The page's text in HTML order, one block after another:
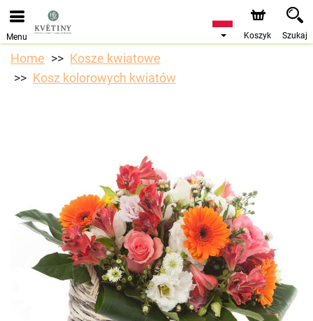
Przyjmujemy zamówienia za pośrednictwem naszego
sklepu internetowego. Najbliższy możliwy termin dostawy
to 10.08.2026 z powodu urlopu.
Menu Koszyk Szukaj
Home
Kosze kwiatowe
Kosz kolorowych kwiatów